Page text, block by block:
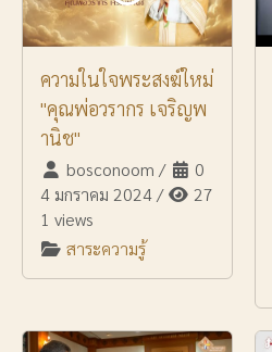
ความในใจพระสงฆ์ใหม่
"คุณพ่อวรากร เจริญพ
านิช"
bosconoom /
0
4 มกราคม 2024/
27
1 views
สาระความรู้